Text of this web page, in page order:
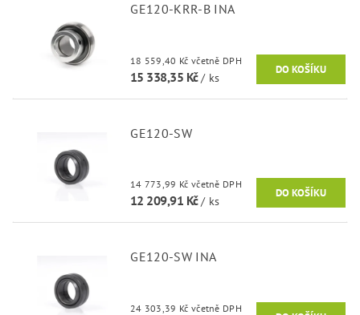
GE120-KRR-B INA
18 559,40 Kč včetně DPH
15 338,35 Kč/ ks
GE120-SW
14 773,99 Kč včetně DPH
12 209,91 Kč/ ks
GE120-SW INA
24 303,39 Kč včetně DPH